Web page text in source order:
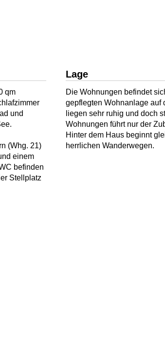
qm
und
(Whg. 21)
einem
befinden
Stellplatz
Lage
Die Wohnungen befindet
gepflegten Wohnanlage auf
liegen sehr ruhig und doch
Wohnungen führt nur der
Hinter dem Haus beginnt
herrlichen Wanderwegen.